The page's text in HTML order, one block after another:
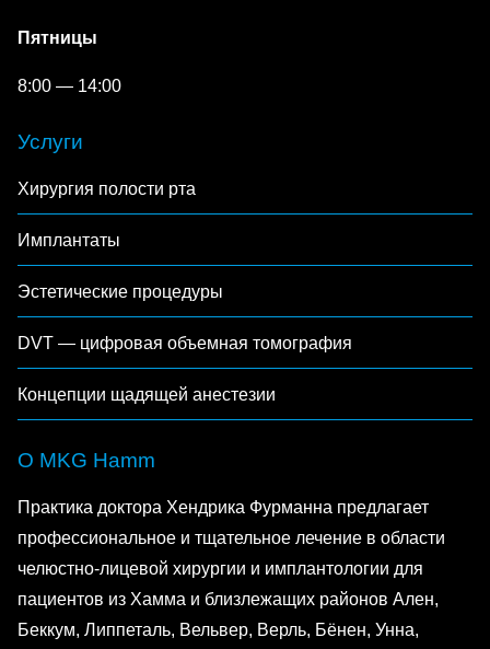
Пятницы
8:00 — 14:00
Услуги
Хирургия полости рта
Имплантаты
Эстетические процедуры
DVT — цифровая объемная томография
Концепции щадящей анестезии
О MKG Hamm
Практика доктора Хендрика Фурманна предлагает
профессиональное и тщательное лечение в области
челюстно-лицевой хирургии и имплантологии для
пациентов из Хамма и близлежащих районов Ален,
Беккум, Липпеталь, Вельвер, Верль, Бёнен, Унна,